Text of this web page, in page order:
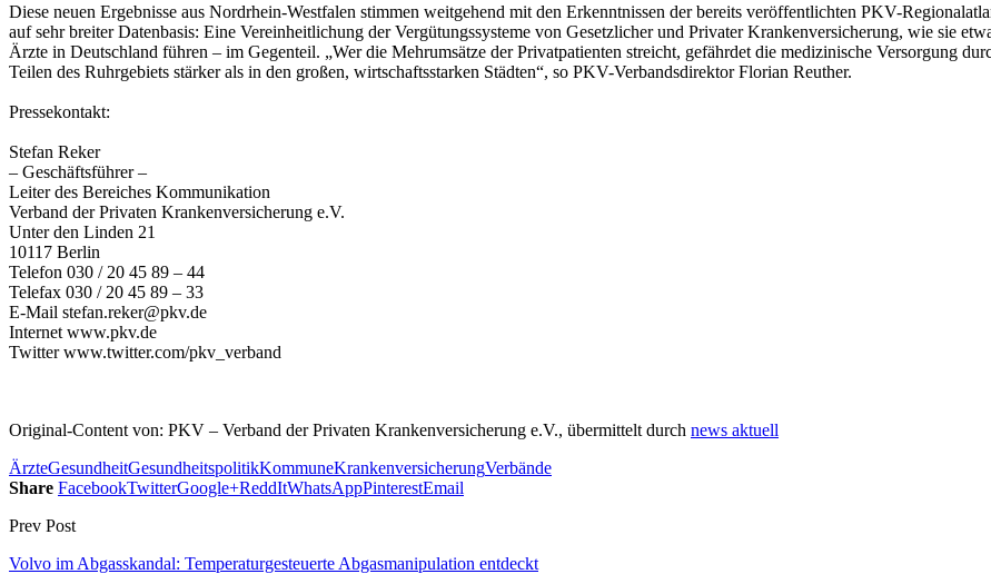
Diese neuen Ergebnisse aus Nordrhein-Westfalen stimmen weitgehend mit den Erkenntnissen der bereits veröffentlichten PKV-
auf sehr breiter Datenbasis: Eine Vereinheitlichung der Vergütungssysteme von Gesetzlicher und Privater Krankenversicherung, wie sie
Ärzte in Deutschland führen – im Gegenteil. „Wer die Mehrumsätze der Privatpatienten streicht, gefährdet die medizinische Versorgung
Teilen des Ruhrgebiets stärker als in den großen, wirtschaftsstarken Städten“, so PKV-Verbandsdirektor Florian Reuther.
Pressekontakt:
Stefan Reker
– Geschäftsführer –
Leiter des Bereiches Kommunikation
Verband der Privaten Krankenversicherung e.V.
Unter den Linden 21
10117 Berlin
Telefon 030 / 20 45 89 – 44
Telefax 030 / 20 45 89 – 33
E-Mail stefan.reker@pkv.de
Internet www.pkv.de
Twitter www.twitter.com/pkv_verband
Original-Content von: PKV – Verband der Privaten Krankenversicherung e.V., übermittelt durch news aktuell
ÄrzteGesundheitGesundheitspolitikKommuneKrankenversicherungVerbände
Share FacebookTwitterGoogle+ReddItWhatsAppPinterestEmail
Prev Post
Volvo im Abgasskandal: Temperaturgesteuerte Abgasmanipulation entdeckt